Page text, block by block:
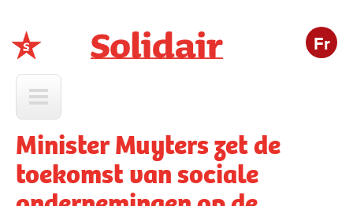
Fr
Minister Muyters zet de
toekomst van sociale